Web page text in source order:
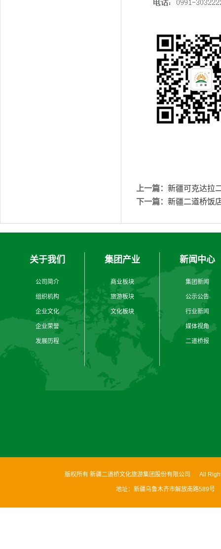
上一篇： 新疆可克达拉
下一篇： 新疆二道桥饭
关于我们
公司简介
组织机构
企业文化
企业荣誉
发展历程
集团产业
商业板块
旅游板块
文化板块
新闻中心
集团新闻
公示公告
行业新闻
媒体视角
二道桥报
版权所有 新疆二道桥文化旅游集团股份有限公司 All
地址：新疆乌鲁木齐市解放南路589号